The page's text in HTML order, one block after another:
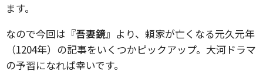
ます。
なので今回は『吾妻鏡』より、頼家が亡くなる元久元年
（1204年）の記事をいくつかピックアップ。大河ドラマ
の予習になれば幸いです。